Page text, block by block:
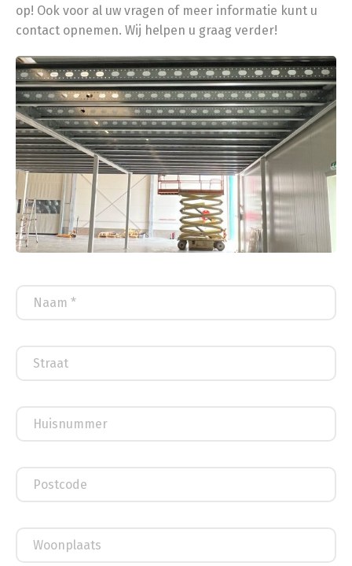
op! Ook voor al uw vragen of meer informatie kunt u
contact opnemen. Wij helpen u graag verder!